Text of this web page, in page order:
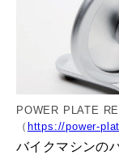
POWER PLATE
（ https://power-
バイクマシンの